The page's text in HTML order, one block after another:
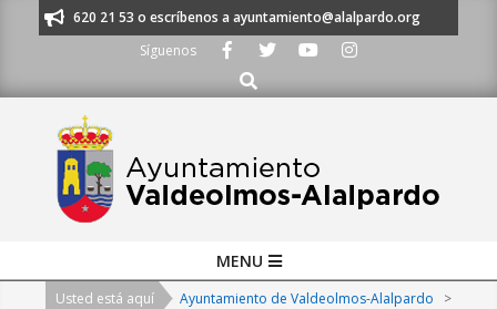
al 91 620 21 53 o escríbenos a ayuntamiento@alalpardo.org
Síguenos
Buscar
Navigation
MENU
Usted está aquí Ayuntamiento de Valdeolmos-Alalpardo
>